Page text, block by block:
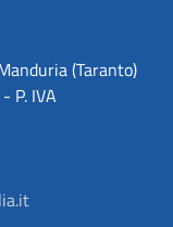
(Taranto)
P. IVA